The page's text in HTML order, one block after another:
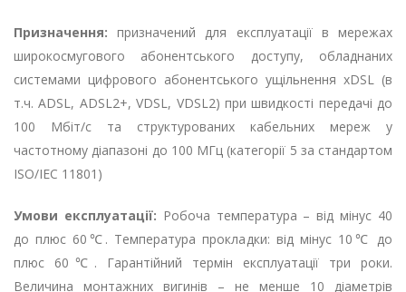
Призначення: призначений для експлуатації в мережах
широкосмугового абонентського доступу, обладнаних
системами цифрового абонентського ущільнення xDSL (в
т.ч. ADSL, ADSL2+, VDSL, VDSL2) при швидкості передачі до
100 Мбіт/с та структурованих кабельних мереж у
частотному діапазоні до 100 МГц (категорії 5 за стандартом
ISO/IEC 11801)
Умови експлуатації: Робоча температура – ​​від мінус 40
до плюс 60℃. Температура прокладки: від мінус 10℃ до
плюс 60℃. Гарантійний термін експлуатації три роки.
Величина монтажних вигинів – не менше 10 діаметрів